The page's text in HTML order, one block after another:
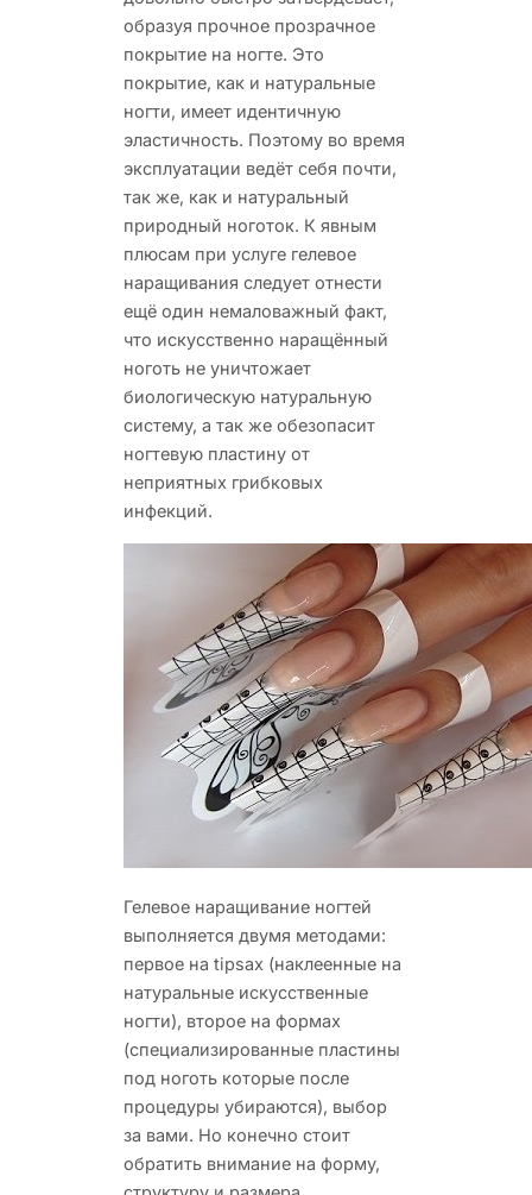
образуя прочное прозрачное
покрытие на ногте. Это
покрытие, как и натуральные
ногти, имеет идентичную
эластичность. Поэтому во время
эксплуатации ведёт себя почти,
так же, как и натуральный
природный ноготок. К явным
плюсам при услуге гелевое
наращивания следует отнести
ещё один немаловажный факт,
что искусственно наращённый
ноготь не уничтожает
биологическую натуральную
систему, а так же обезопасит
ногтевую пластину от
неприятных грибковых
инфекций.
Гелевое наращивание ногтей
выполняется двумя методами:
первое на tipsax (наклеенные на
натуральные искусственные
ногти), второе на формах
(специализированные пластины
под ноготь которые после
процедуры убираются), выбор
за вами. Но конечно стоит
обратить внимание на форму,